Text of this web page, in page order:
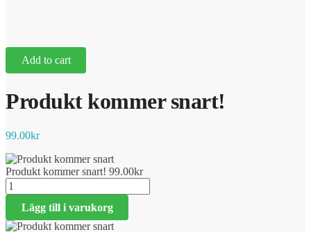
Add to cart
Produkt kommer snart!
99.00kr
Produkt kommer snart! 99.00kr
Produkt
kommer
snart!
mängd
Lägg till i varukorg